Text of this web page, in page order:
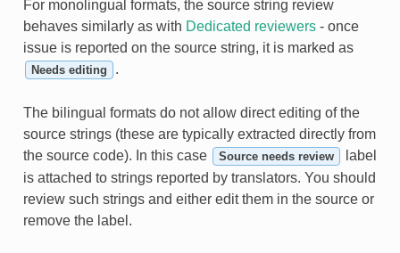
For monolingual formats, the source string review
behaves similarly as with Dedicated reviewers- once
issue is reported on the source string, it is marked as
Needs editing .
The bilingual formats do not allow direct editing of the
source strings (these are typically extracted directly from
the source code). In this case
Source needs review
label
is attached to strings reported by translators. You should
review such strings and either edit them in the source or
remove the label.